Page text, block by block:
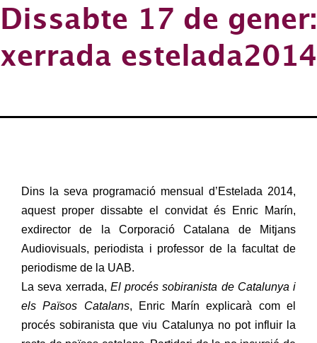
Dissabte 17 de gener:
xerrada estelada2014
Dins la seva programació mensual d’Estelada 2014,
aquest proper dissabte el convidat és Enric Marín,
exdirector de la Corporació Catalana de Mitjans
Audiovisuals, periodista i professor de la facultat de
periodisme de la UAB.
La seva xerrada, El procés sobiranista de Catalunya i
els Països Catalans, Enric Marín explicarà com el
procés sobiranista que viu Catalunya no pot influir la